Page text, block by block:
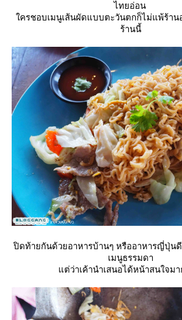
ไทยอ่อน
ครชอบเมนูเส้นผัดแบบตะวันตกก็ไม่แพ้ร้าน
ร้านนี้
ปิดท้ายกันด้วยอาหารบ้านๆ หรืออาหารญี่ปุ่น
เมนูธรรมดา
ต่ว่าเค้านำเสนอได้หน้าสนใจมา